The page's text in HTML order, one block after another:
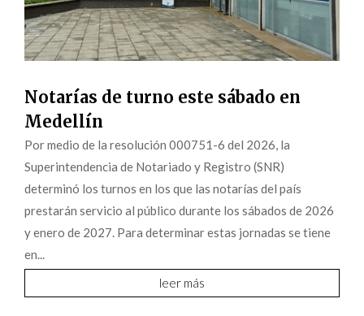
Notarías de turno este sábado en
Medellín
Por medio de la resolución 000751-6 del 2026, la
Superintendencia de Notariado y Registro (SNR)
determinó los turnos en los que las notarías del país
prestarán servicio al público durante los sábados de 2026
y enero de 2027. Para determinar estas jornadas se tiene
en...
leer más